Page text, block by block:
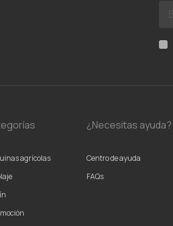
agrícolas
¿Necesitas ayuda?
Centro de ayuda
FAQs